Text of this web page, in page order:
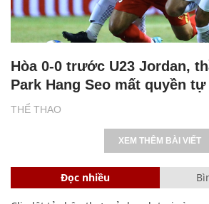
THỂ THAO
Hòa 0-0 trước U23 Jordan,
Park Hang Seo mất quyền
XEM THÊM BÀI VIẾT
Đọc nhiều